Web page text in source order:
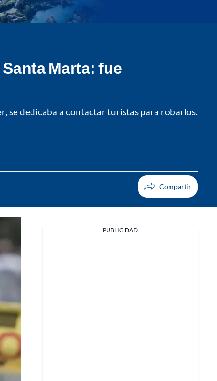
Marta: fue
se dedicaba a contactar turistas para robarlos.
PUBLICIDAD